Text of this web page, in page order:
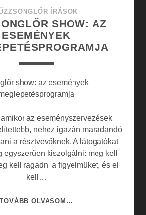
ÍRÁSOK
SHOW: AZ
ESEMÉNYEK
show: az események
az eseményszervezések
nehéz igazán maradandó
a résztvevőknek. A látogatókat
egyszerűen kiszolgálni: meg kell
kell ragadni a figyelmüket, és el
kell…
TOVÁBB OLVASOM…